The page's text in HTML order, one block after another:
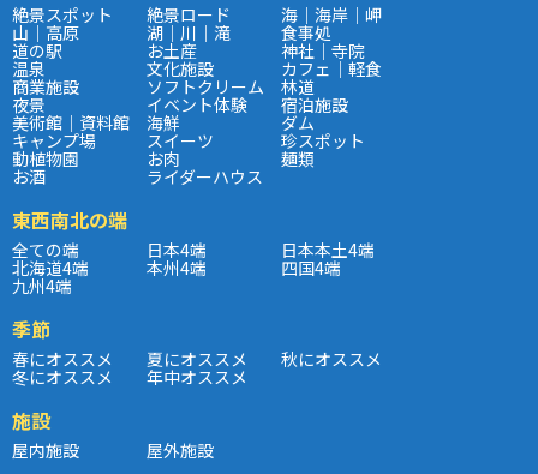
絶景スポット 絶景ロード 海｜海岸｜岬
山｜高原 湖｜川｜滝 食事処
道の駅 お土産 神社｜寺院
温泉 文化施設 カフェ｜軽食
商業施設 ソフトクリーム 林道
夜景 イベント体験 宿泊施設
美術館｜資料館 海鮮 ダム
キャンプ場 スイーツ 珍スポット
動植物園 お肉 麺類
お酒 ライダーハウス
東西南北の端
全ての端 日本4端 日本本土4端
北海道4端 本州4端 四国4端
九州4端
季節
春にオススメ 夏にオススメ 秋にオススメ
冬にオススメ 年中オススメ
施設
屋内施設 屋外施設